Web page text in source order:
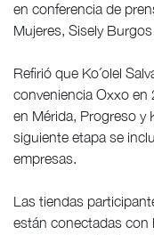
en conferencia de
Mujeres, Sisely
Refirió que Ko´olel
conveniencia Oxxo en
en Mérida, Progreso y
siguiente etapa se
empresas.
Las tiendas
están conectadas con